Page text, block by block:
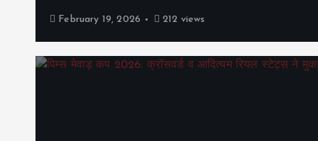
February 19, 2026 212 views